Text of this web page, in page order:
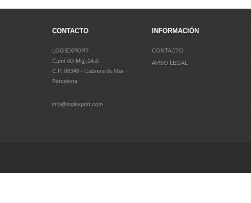
CONTACTO
LOGIEXPORT
Camí del Mig, 14 B
C.P. 08349 - Cabrera de Mar -
Barcelona
info@logiexport.com
INFORMACIÓN
CONTACTO
AVISO LEGAL